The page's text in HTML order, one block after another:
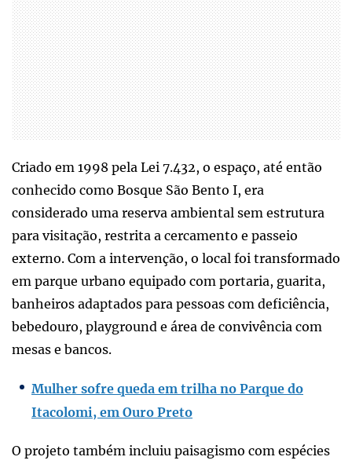
Criado em 1998 pela Lei 7.432, o espaço, até então
conhecido como Bosque São Bento I, era
considerado uma reserva ambiental sem estrutura
para visitação, restrita a cercamento e passeio
externo. Com a intervenção, o local foi transformado
em parque urbano equipado com portaria, guarita,
banheiros adaptados para pessoas com deficiência,
bebedouro, playground e área de convivência com
mesas e bancos.
Mulher sofre queda em trilha no Parque do
Itacolomi, em Ouro Preto
O projeto também incluiu paisagismo com espécies